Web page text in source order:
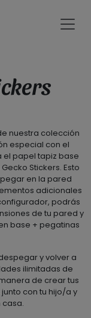
nuestra colección
especial con el
el papel tapiz base
Stickers. Esto
en la pared
adicionales
podrás
de tu pared y
base + pegatinas
y volver a
ilimitadas de
de crear tus
con tu hijo/a y